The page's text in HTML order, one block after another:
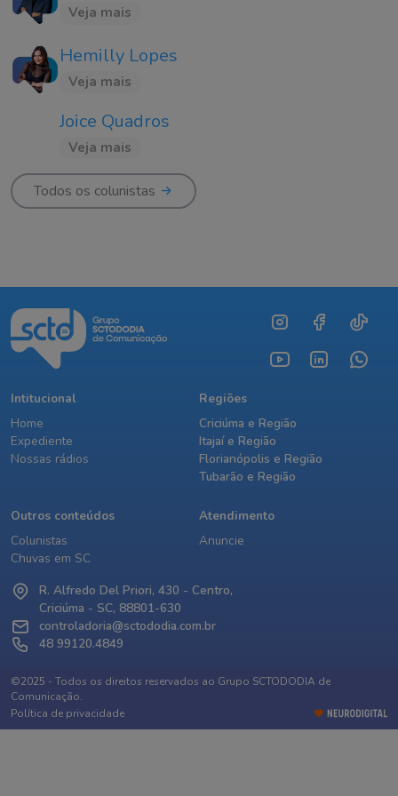
Veja mais
Hemilly Lopes
Veja mais
Joice Quadros
Veja mais
Todos os colunistas
Intitucional
Home
Expediente
Nossas rádios
Regiões
Criciúma e Região
Itajaí e Região
Florianópolis e Região
Tubarão e Região
Outros conteúdos
Colunistas
Chuvas em SC
Atendimento
Anuncie
R. Alfredo Del Priori, 430 - Centro,
Criciúma - SC, 88801-630
controladoria@sctododia.com.br
48 99120.4849
©2025 - Todos os direitos reservados ao Grupo SCTODODIA de
Comunicação.
Política de privacidade